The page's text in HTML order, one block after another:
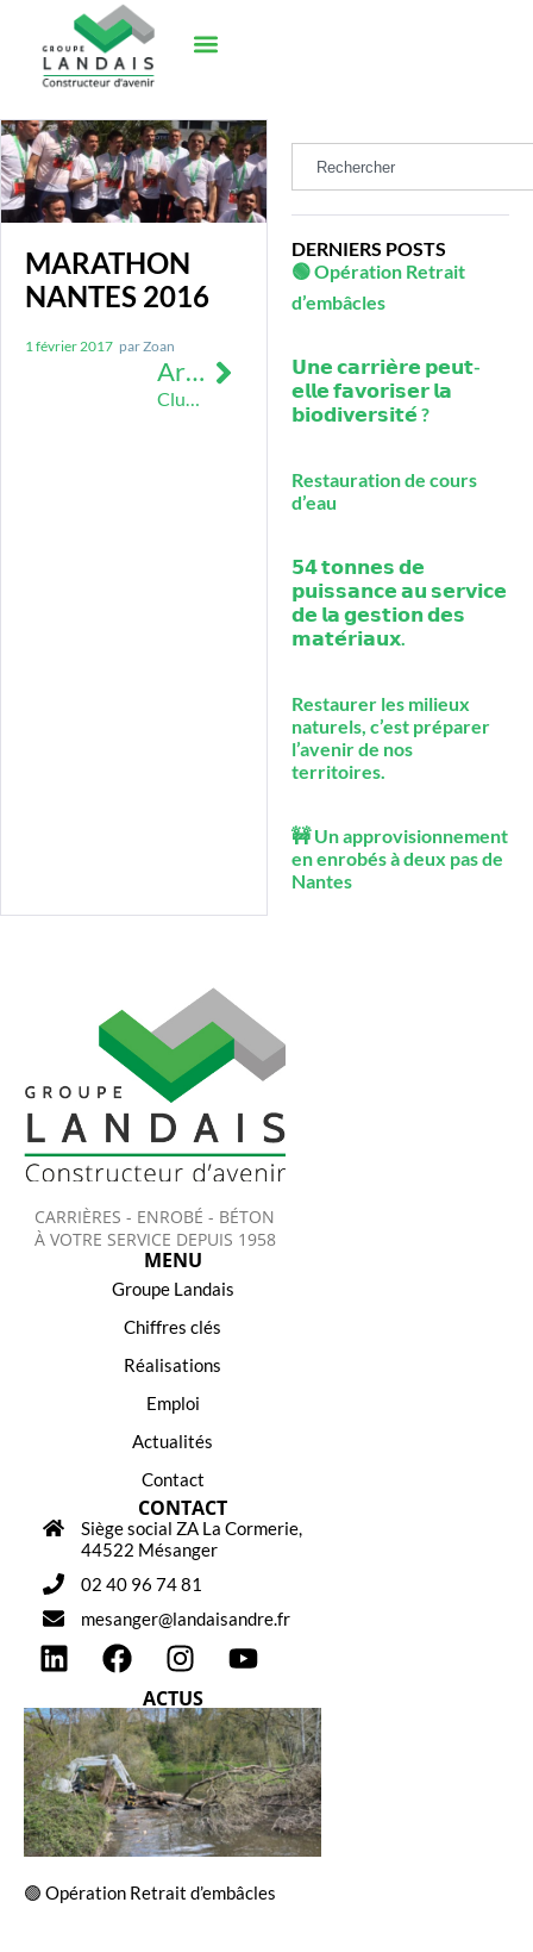
MARATHON
NANTES 2016
1 février 2017 parZoan
Article suivant
Club RSE
DERNIERS POSTS
🟢 Opération Retrait
d’embâcles
𝗨𝗻𝗲 𝗰𝗮𝗿𝗿𝗶𝗲̀𝗿𝗲 𝗽𝗲𝘂𝘁-
𝗲𝗹𝗹𝗲 𝗳𝗮𝘃𝗼𝗿𝗶𝘀𝗲𝗿 𝗹𝗮
𝗯𝗶𝗼𝗱𝗶𝘃𝗲𝗿𝘀𝗶𝘁𝗲́ ?
Restauration de cours
d’eau
𝟱𝟰 𝘁𝗼𝗻𝗻𝗲𝘀 𝗱𝗲
𝗽𝘂𝗶𝘀𝘀𝗮𝗻𝗰𝗲 𝗮𝘂 𝘀𝗲𝗿𝘃𝗶𝗰𝗲
𝗱𝗲 𝗹𝗮 𝗴𝗲𝘀𝘁𝗶𝗼𝗻 𝗱𝗲𝘀
𝗺𝗮𝘁𝗲́𝗿𝗶𝗮𝘂𝘅.
Restaurer les milieux
naturels, c’est préparer
l’avenir de nos
territoires.
🚧 Un approvisionnement
en enrobés à deux pas de
Nantes
CARRIÈRES - ENROBÉ - BÉTON
À VOTRE SERVICE DEPUIS 1958
MENU
Groupe Landais
Chiffres clés
Réalisations
Emploi
Actualités
Contact
CONTACT
Siège social ZA La Cormerie,
44522 Mésanger
02 40 96 74 81
mesanger@landaisandre.fr
ACTUS
🟢 Opération Retrait d’embâcles